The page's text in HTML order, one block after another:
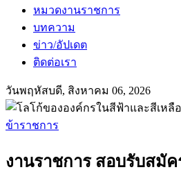
หมวดงานราชการ
บทความ
ข่าว/อัปเดต
ติดต่อเรา
วันพฤหัสบดี, สิงหาคม 06, 2026
ข้าราชการ
งานราชการ สอบรับสมัค